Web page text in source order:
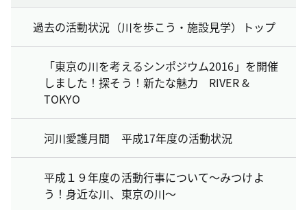
過去の活動状況（川を歩こう・施設見学）トップ
「東京の川を考えるシンポジウム2016」を開催
しました！探そう！新たな魅力 RIVER &
TOKYO
河川愛護月間 平成17年度の活動状況
平成１９年度の活動行事について～みつけよ
う！身近な川、東京の川～